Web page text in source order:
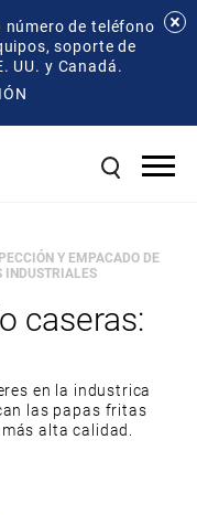
número de teléfono
soporte de
UU. y Canadá.
Y EMPACADO DE
INDUSTRIALES
caseras:
en la industrica
las papas fritas
alta calidad.